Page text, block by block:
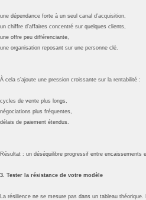
une dépendance forte à un seul canal d’acquisition,
un chiffre d’affaires concentré sur quelques clients,
une offre peu différenciante,
une organisation reposant sur une personne clé.
À cela s’ajoute une pression croissante sur la rentabilité :
cycles de vente plus longs,
négociations plus fréquentes,
délais de paiement étendus.
Résultat : un déséquilibre progressif entre
3. Tester la résistance de votre modèle
La résilience ne se mesure pas dans un tableau